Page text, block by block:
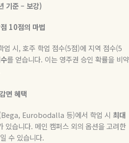
기준– 보강)
10점의 마법
업 시, 호주 학업 점수(5점)에 지역 점수(5
를 얻습니다. 이는 영주권 승인 확률을 비약
감면 혜택
Eurobodalla 등)에서 학업 시 최대
있습니다. 메인 캠퍼스 외의 옵션을 고려한
수 있습니다.